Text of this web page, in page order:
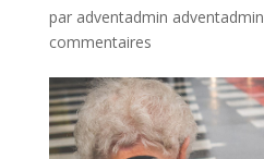
par adventadmin adventadmin
commentaires